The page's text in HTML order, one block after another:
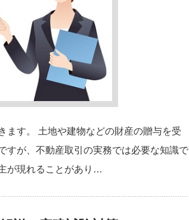
ます。 土地や建物などの財産の贈与を受
すが、不動産取引の実務では必要な知識で
が現れることがあり…